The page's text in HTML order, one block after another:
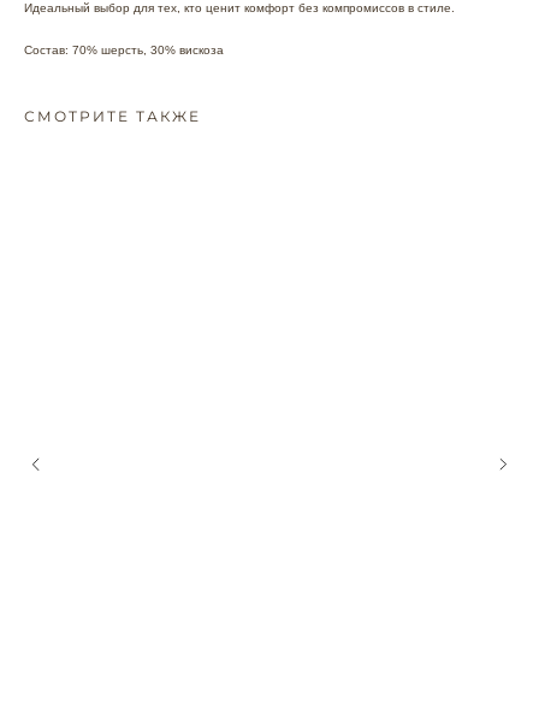
Идеальный выбор для тех, кто ценит комфорт без компромиссов в стиле.
Состав: 70% шерсть, 30% вискоза
СМОТРИТЕ ТАКЖЕ